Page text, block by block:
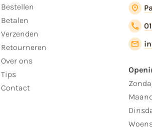
Bestellen
Betalen
Verzenden
Retourneren
Over ons
Tips
Contact